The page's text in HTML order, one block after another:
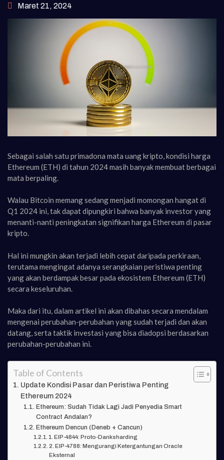
Maret 21, 2024
Sebagai salah satu primadona mata uang kripto, kondisi harga
Ethereum (ETH) di tahun 2024 masih banyak membuat berbagai
mata berpaling.
Walau Bitcoin memang sedang menjadi momongan hangat di
Q1 2024 ini, tak dapat dipungkiri bahwa banyak investor yang
menanti-nanti peningkatan signifikan harga Ethereum di pasar
kripto.
Hal ini mungkin akan terjadi lebih cepat daripada perkiraan,
terutama mengingat adanya serangkaian peristiwa penting
yang akan berdampak besar pada ekosistem Ethereum (ETH)
secara keseluruhan.
Maka dari itu, dalam artikel ini akan dibahas secara mendalam
mengenai perubahan-perubahan yang sudah terjadi dan akan
datang, serta taktik investasi yang bisa diadopsi berdasarkan
perubahan-perubahan ini.
Table of Contents
Update Kondisi Pasar dan Peristiwa Penting
Ethereum 2024
Ethereum: Sudah Tidak Lagi Jadi Penyedia Smart
Contract Andalan?
Ethereum Dencun (Deneb + Cancun)
1. EIP-4844: Proto-Danksharding
2. EIP-4788: Mengurangi Ketergantungan Oracle
Eksternal